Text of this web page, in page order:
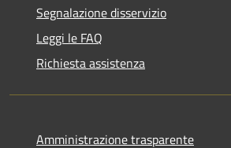
Segnalazione disservizio
Leggi le FAQ
Richiesta assistenza
Amministrazione trasparente